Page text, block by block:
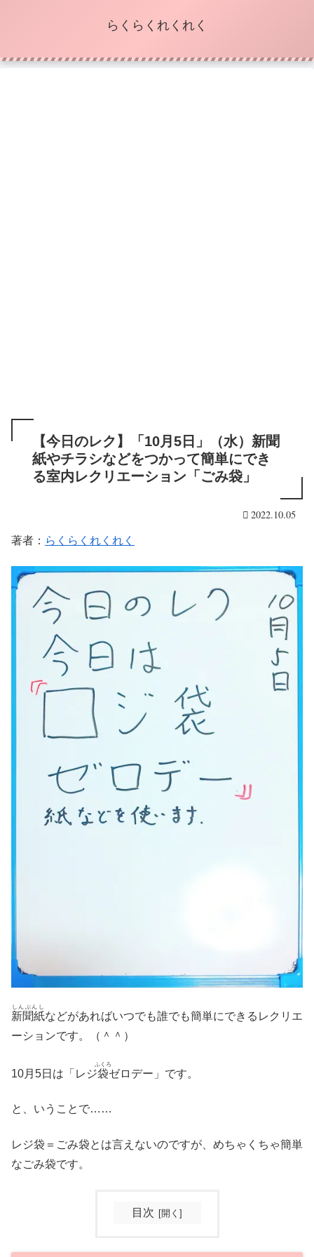
らくらくれくれく
【今日のレク】「10月5日」（水）新聞
紙やチラシなどをつかって簡単にでき
る室内レクリエーション「ごみ袋」
2022.10.05
著者： らくらくれくれく
新聞紙
しんぶんし
などがあればいつでも誰でも簡単にできるレクリエ
ーションです。（＾＾）
10月5日は「レジ袋
ふくろ
ゼロデー」です。
と、いうことで……
レジ袋＝ごみ袋とは言えないのですが、めちゃくちゃ簡単
なごみ袋です。
目次